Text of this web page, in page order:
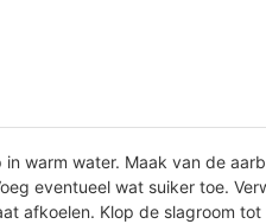
in warm water. Maak van de
eventueel wat suiker toe.
afkoelen. Klop de slagroom